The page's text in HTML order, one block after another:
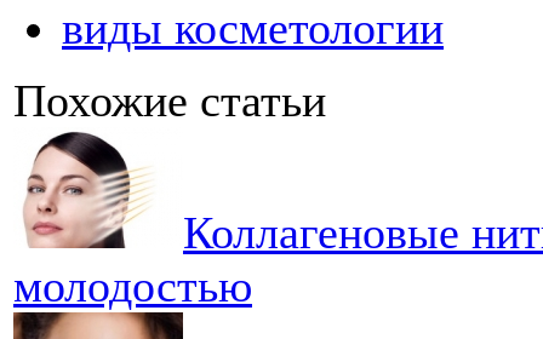
виды косметологии
Похожие статьи
Коллагеновые
молодостью